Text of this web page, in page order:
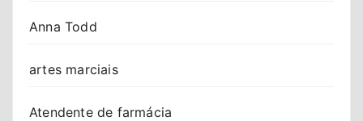
Anna Todd
artes marciais
Atendente de farmácia